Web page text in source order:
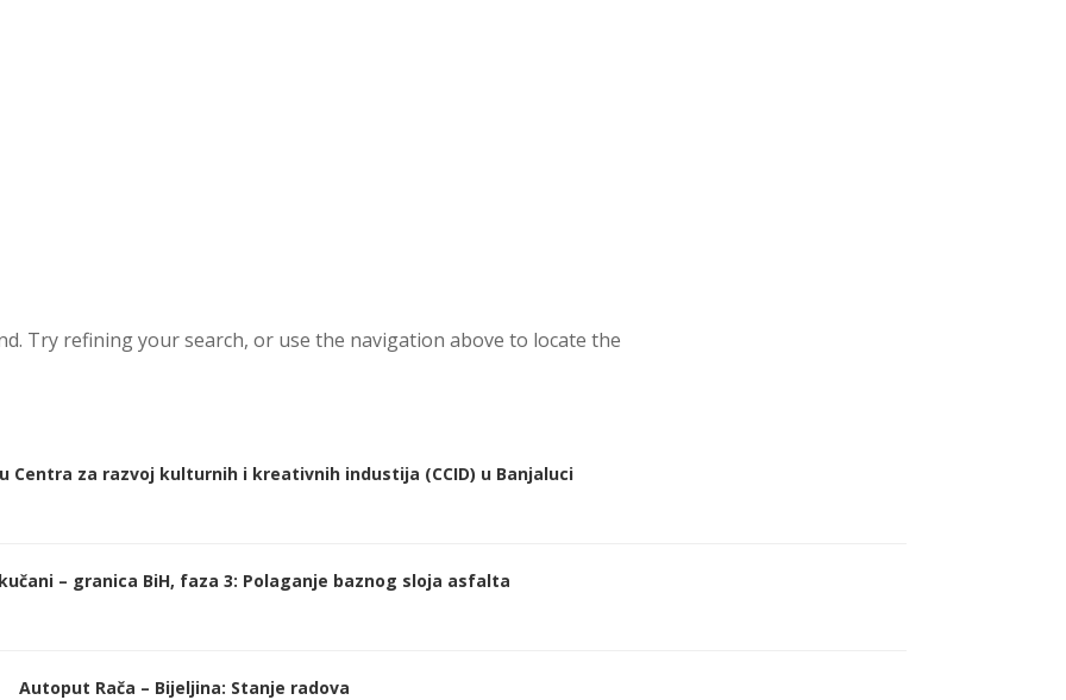
Try refining your search, or use the navigation above to locate the
Centra za razvoj kulturnih i kreativnih industija (CCID) u Banjaluci
– granica BiH, faza 3: Polaganje baznog sloja asfalta
Autoput Rača – Bijeljina: Stanje radova